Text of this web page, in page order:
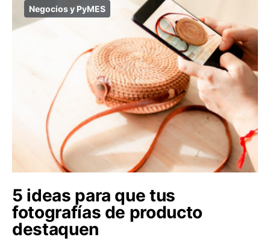
Negocios y PyMES
5 ideas para que tus
fotografías de producto
destaquen